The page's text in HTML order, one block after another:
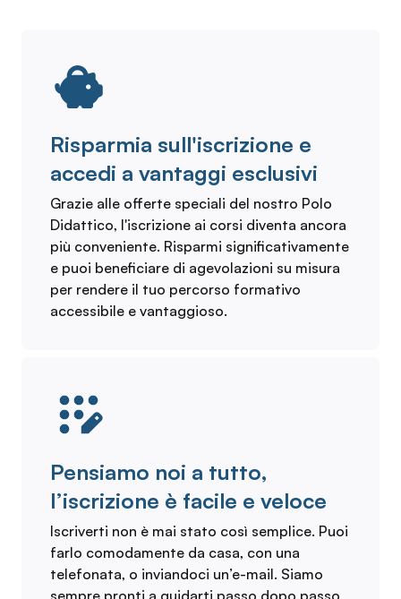
Risparmia sull'iscrizione e
accedi a vantaggi esclusivi
Grazie alle offerte speciali del nostro Polo
Didattico, l'iscrizione ai corsi diventa ancora
più conveniente. Risparmi significativamente
e puoi beneficiare di agevolazioni su misura
per rendere il tuo percorso formativo
accessibile e vantaggioso.
Pensiamo noi a tutto,
l’iscrizione è facile e veloce
Iscriverti non è mai stato così semplice. Puoi
farlo comodamente da casa, con una
telefonata, o inviandoci un’e-mail. Siamo
sempre pronti a guidarti passo dopo passo,